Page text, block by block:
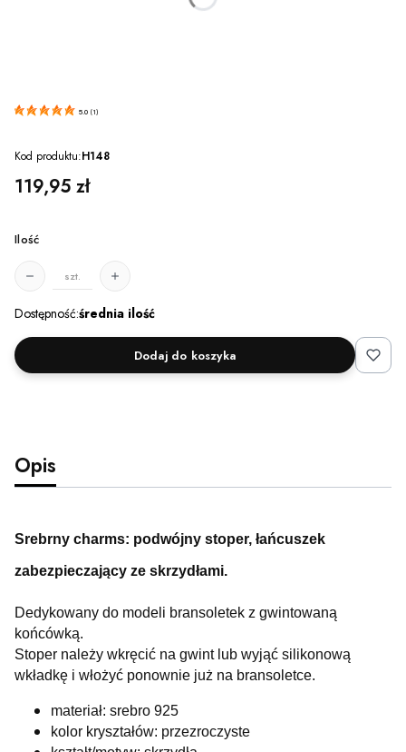
5.0 (1 )
Kod produktu:H148
Cena
119,95 zł
Ilość
szt.
Dostępność:średnia ilość
Dodaj do koszyka
Opis
Srebrny charms: podwójny stoper, łańcuszek
zabezpieczający ze skrzydłami.
Dedykowany do modeli bransoletek z gwintowaną
końcówką.
Stoper należy wkręcić na gwint lub wyjąć silikonową
wkładkę i włożyć ponownie już na bransoletce.
materiał: srebro 925
kolor kryształów: przezroczyste